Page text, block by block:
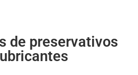
de preservativos